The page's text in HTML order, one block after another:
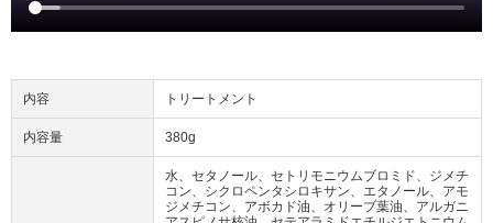
内容 トリートメント
内容量 380g
水、セタノール、セトリモニウムブロミド、ジメチ
コン、シクロペンタシロキサン、エタノール、アモ
ジメチコン、アボカド油、オリーブ葉油、アルガニ